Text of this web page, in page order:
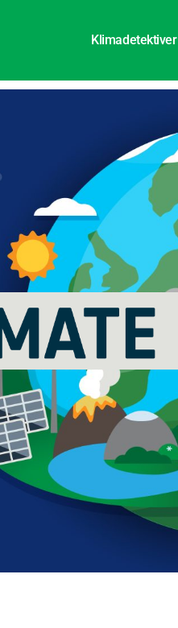
Klimadetektiver